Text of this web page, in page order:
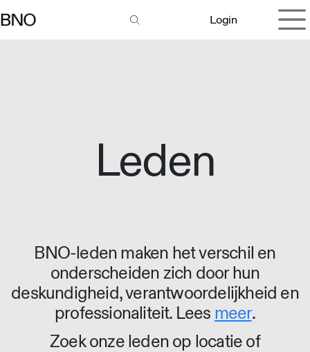
Login
Leden
BNO-leden maken het verschil en
onderscheiden zich door hun
deskundigheid, verantwoordelijkheid en
professionaliteit. Lees meer.
Zoek onze leden op locatie of